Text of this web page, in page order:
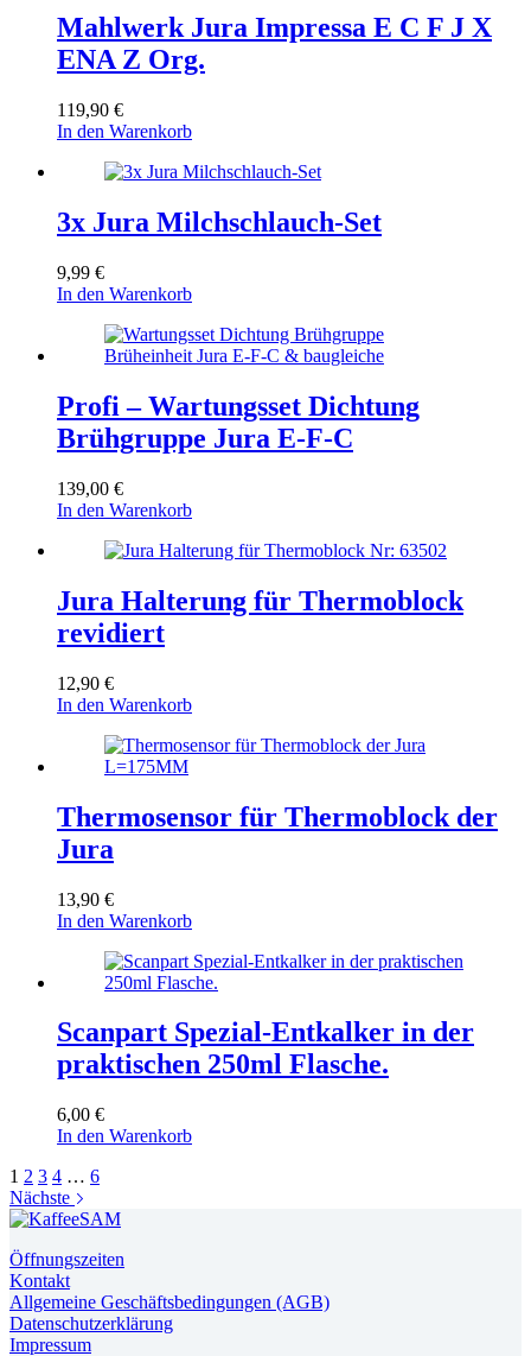
Mahlwerk Jura Impressa E C F J X
ENA Z Org.
119,90 €
In den Warenkorb
3x Jura Milchschlauch-Set
9,99 €
In den Warenkorb
Profi – Wartungsset Dichtung
Brühgruppe Jura E-F-C
139,00 €
In den Warenkorb
Jura Halterung für Thermoblock
revidiert
12,90 €
In den Warenkorb
Thermosensor für Thermoblock der
Jura
13,90 €
In den Warenkorb
Scanpart Spezial-Entkalker in der
praktischen 250ml Flasche.
6,00 €
In den Warenkorb
1 2 3 4 … 6
Nächste
Öffnungszeiten
Kontakt
Allgemeine Geschäftsbedingungen (AGB)
Datenschutzerklärung
Impressum